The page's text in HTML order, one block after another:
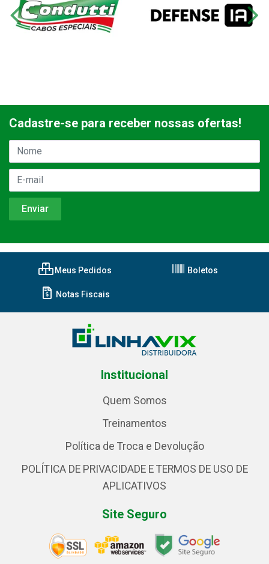
Cadastre-se para receber nossas ofertas!
Meus Pedidos Boletos
Notas Fiscais
Institucional
Quem Somos
Treinamentos
Política de Troca e Devolução
POLÍTICA DE PRIVACIDADE E TERMOS DE USO DE
APLICATIVOS
Site Seguro